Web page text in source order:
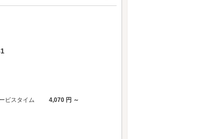
ビスタイム
4,070 円 ～